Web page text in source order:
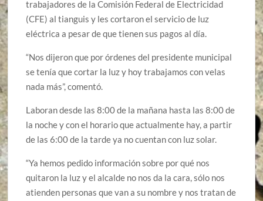
trabajadores de la Comisión Federal de Electricidad
(CFE) al tianguis y les cortaron el servicio de luz
eléctrica a pesar de que tienen sus pagos al día.
“Nos dijeron que por órdenes del presidente municipal
se tenía que cortar la luz y hoy trabajamos con velas
nada más”, comentó.
Laboran desde las 8:00 de la mañana hasta las 8:00 de
la noche y con el horario que actualmente hay, a partir
de las 6:00 de la tarde ya no cuentan con luz solar.
“Ya hemos pedido información sobre por qué nos
quitaron la luz y el alcalde no nos da la cara, sólo nos
atienden personas que van a su nombre y nos tratan de